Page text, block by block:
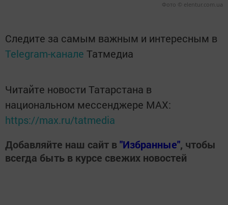
Фото © elentur.com.ua
Следите за самым важным и интересным в
Telegram-канале Татмедиа
Читайте новости Татарстана в
национальном мессенджере MАХ:
https://max.ru/tatmedia
Добавляйте наш сайт в"Избранные", чтобы
всегда быть в курсе свежих новостей